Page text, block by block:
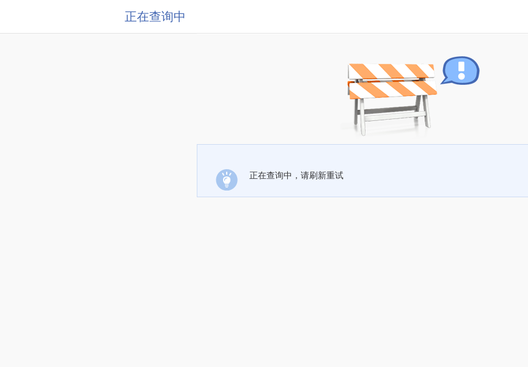
正在查询中
正在查询中，请刷新重试